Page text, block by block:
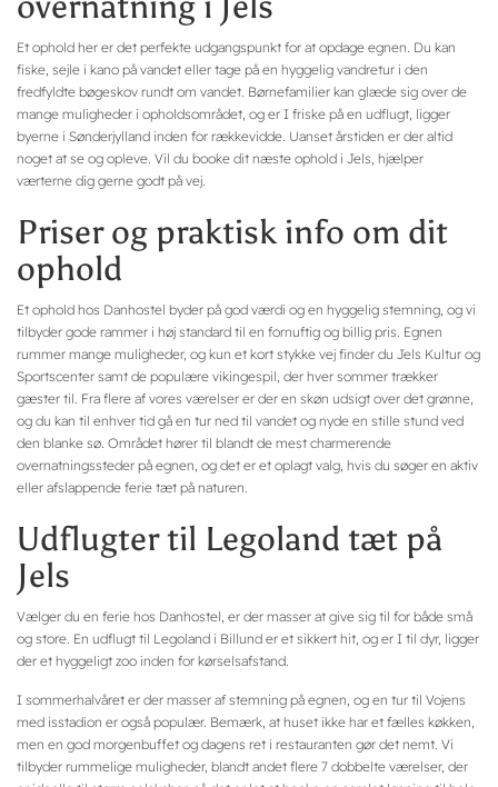
Et ophold her er det perfekte udgangspunkt for at opdage egnen. Du kan
fiske, sejle i kano på vandet eller tage på en hyggelig vandretur i den
fredfyldte bøgeskov rundt om vandet. Børnefamilier kan glæde sig over de
mange muligheder i opholdsområdet, og er I friske på en udflugt, ligger
byerne i Sønderjylland inden for rækkevidde. Uanset årstiden er der altid
noget at se og opleve. Vil du booke dit næste ophold i Jels, hjælper
værterne dig gerne godt på vej.
Priser og praktisk info om dit
ophold
Et ophold hos Danhostel byder på god værdi og en hyggelig stemning, og vi
tilbyder gode rammer i høj standard til en fornuftig og billig pris. Egnen
rummer mange muligheder, og kun et kort stykke vej finder du Jels Kultur og
Sportscenter samt de populære vikingespil, der hver sommer trækker
gæster til. Fra flere af vores værelser er der en skøn udsigt over det grønne,
og du kan til enhver tid gå en tur ned til vandet og nyde en stille stund ved
den blanke sø. Området hører til blandt de mest charmerende
overnatningssteder på egnen, og det er et oplagt valg, hvis du søger en aktiv
eller afslappende ferie tæt på naturen.
Udflugter til Legoland tæt på
Jels
Vælger du en ferie hos Danhostel, er der masser at give sig til for både små
og store. En udflugt til Legoland i Billund er et sikkert hit, og er I til dyr, ligger
der et hyggeligt zoo inden for kørselsafstand.
I sommerhalvåret er der masser af stemning på egnen, og en tur til Vojens
med isstadion er også populær. Bemærk, at huset ikke har et fælles køkken,
men en god morgenbuffet og dagens ret i restauranten gør det nemt. Vi
tilbyder rummelige muligheder, blandt andet flere 7 dobbelte værelser, der